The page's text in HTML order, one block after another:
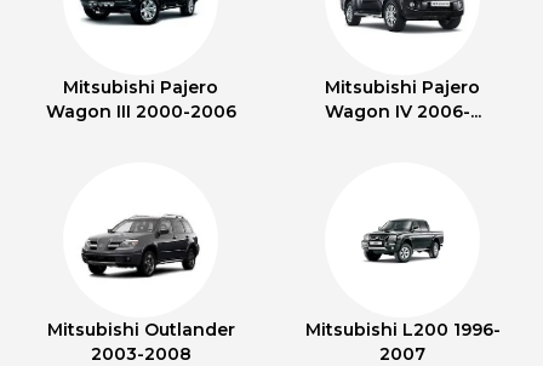
Mitsubishi Pajero
Wagon III 2000-2006
Mitsubishi Pajero
Wagon IV 2006-...
Mitsubishi Outlander
2003-2008
Mitsubishi L200 1996-
2007